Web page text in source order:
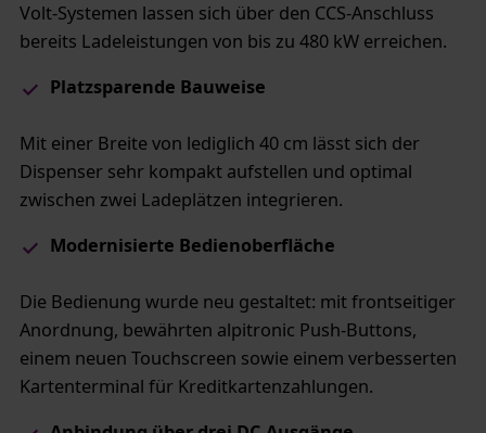
Volt-Systemen lassen sich über den CCS-Anschluss
bereits Ladeleistungen von bis zu 480 kW erreichen.
Platzsparende Bauweise
Mit einer Breite von lediglich 40 cm lässt sich der
Dispenser sehr kompakt aufstellen und optimal
zwischen zwei Ladeplätzen integrieren.
​Modernisierte Bedienoberfläche
Die Bedienung wurde neu gestaltet: mit frontseitiger
Anordnung, bewährten alpitronic Push-Buttons,
einem neuen Touchscreen sowie einem verbesserten
Kartenterminal für Kreditkartenzahlungen.